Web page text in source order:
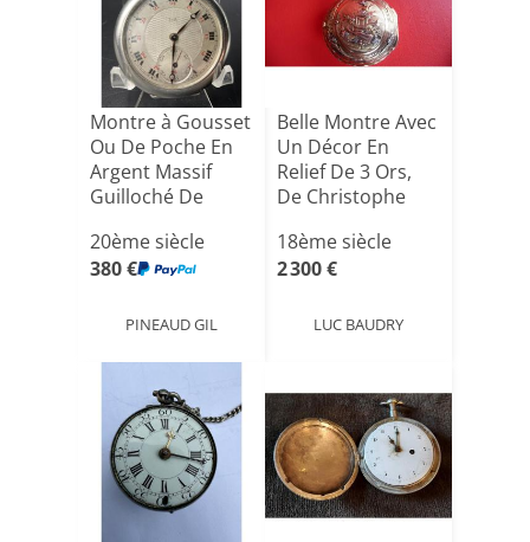
Montre à Gousset
Ou De Poche En
Argent Massif
Guilloché De
20ème siècle
380 €
PINEAUD GIL
Belle Montre Avec
Un Décor En
Relief De 3 Ors,
De Christophe
18ème siècle
2 300 €
LUC BAUDRY